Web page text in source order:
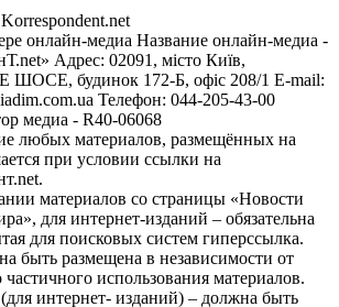
онлайн-медиа Название онлайн-медиа -
Адрес: 02091, місто Київ,
будинок 172-Б, офіс 208/1 E-mail:
Телефон: 044-205-43-00
медиа - R40-06068
любых материалов, размещённых на
при условии ссылки на
материалов со страницы «Новости
для интернет-изданий – обязательна
для поисковых систем гиперссылка.
быть размещена в независимости от
использования материалов.
интернет- изданий) – должна быть